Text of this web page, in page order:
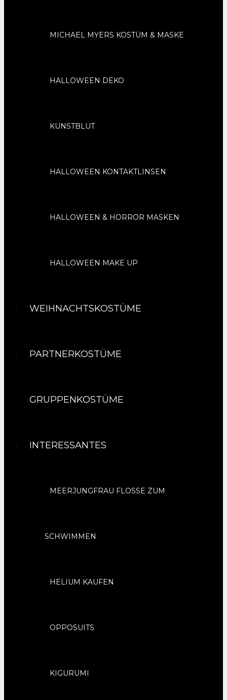
MICHAEL MYERS KOSTÜM & MASKE
HALLOWEEN DEKO
KUNSTBLUT
HALLOWEEN KONTAKTLINSEN
HALLOWEEN & HORROR MASKEN
HALLOWEEN MAKE UP
WEIHNACHTSKOSTÜME
PARTNERKOSTÜME
GRUPPENKOSTÜME
INTERESSANTES
MEERJUNGFRAU FLOSSE ZUM
SCHWIMMEN
HELIUM KAUFEN
OPPOSUITS
KIGURUMI